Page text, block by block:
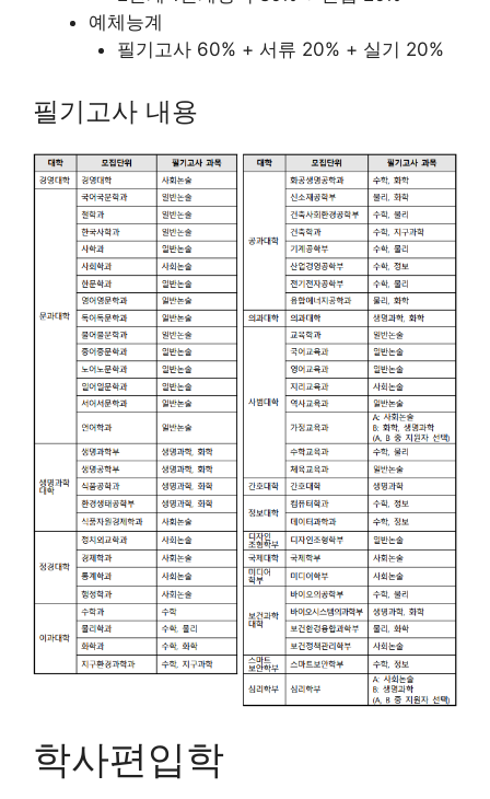
예체능계
필기고사 60% + 서류 20% + 실기 20%
필기고사 내용
학사편입학